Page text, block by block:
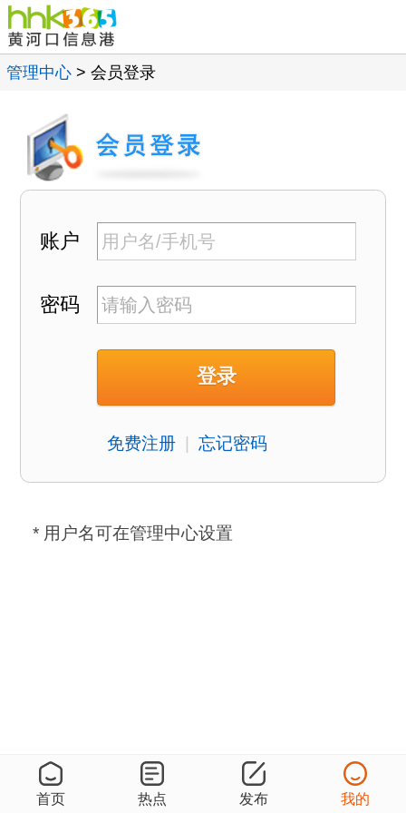
管理中心 > 会员登录
首页 热点 发布 我的
账户
密码
登录
免费注册| 忘记密码
* 用户名可在管理中心设置